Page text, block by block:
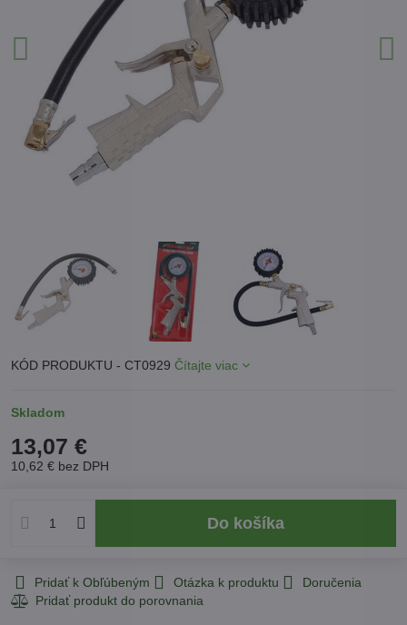
KÓD PRODUKTU - CT0929 Čítajte viac
Skladom
13,07 €
10,62 € bez DPH
Do košíka
Pridať k Obľúbeným Otázka k produktu Doručenia